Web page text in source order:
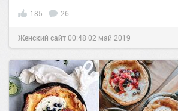
185 26
Женский сайт00:48 02 май 2019